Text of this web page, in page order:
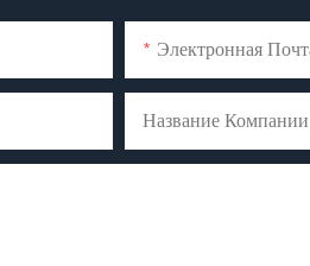
Электронная
Название Компании